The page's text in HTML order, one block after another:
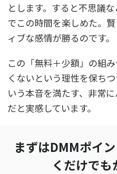
とします。すると不思議
でこの時間を楽しめた。
ィブな感情が勝るのです。
この「無料＋少額」の組
くないという理性を保ち
いう本音を満たす、非常
だと実感しています。
まずはDMMポイ
くだけでも